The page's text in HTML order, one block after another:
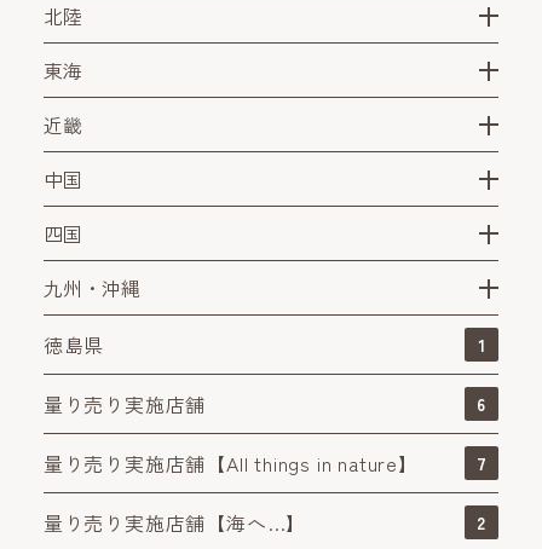
北陸
東海
近畿
中国
四国
九州・沖縄
徳島県
1
量り売り実施店舗 6
量り売り実施店舗【All things in nature】 7
量り売り実施店舗【海へ…】 2